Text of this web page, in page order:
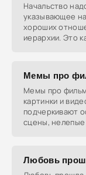
Начальство
указывающее
хороших
иерархии. Это
Мемы про
Мемы про
картинки и
подчеркивают
сцены,
Любовь